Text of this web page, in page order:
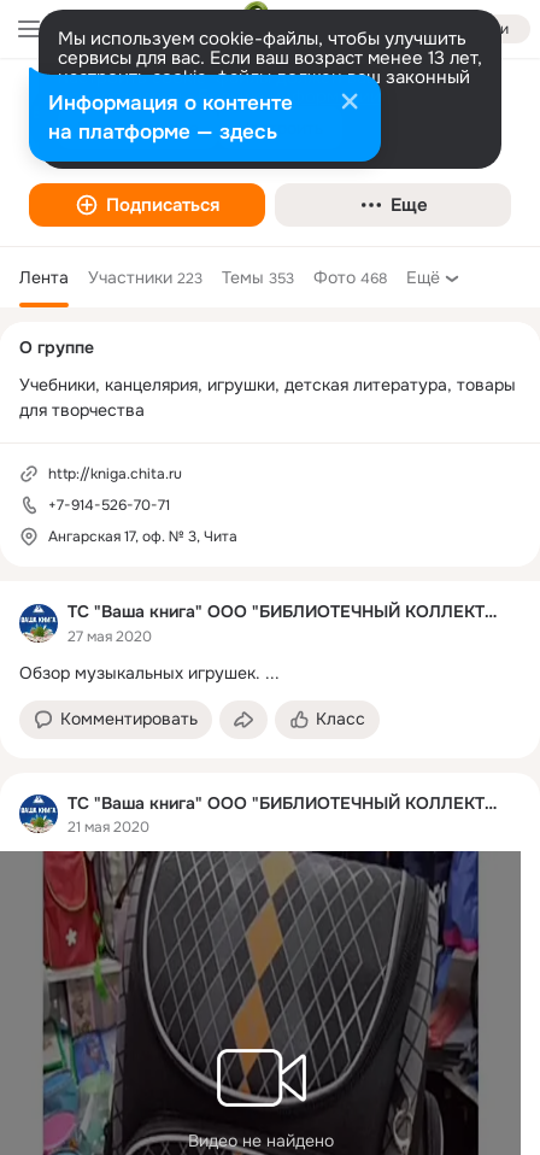
Войти
Мы используем cookie-файлы, чтобы улучшить
сервисы для вас. Если ваш возраст менее 13 лет,
настроить cookie-файлы должен ваш законный
представитель. Больше информации
Разрешить все Настроить
ТС "Ваша книга" ООО "БИБЛИОТЕЧНЫЙ
КОЛЛЕКТОР"
Товары и магазины
Подписаться Еще
Лента Участники 223 Темы 353 Фото 468 Ещё
ТС "Ваша книга" ООО "БИБЛИОТЕЧНЫЙ КОЛЛЕКТОР"
27 мая 2020
Обзор музыкальных игрушек. ...
Комментировать Класс
ТС "Ваша книга" ООО "БИБЛИОТЕЧНЫЙ КОЛЛЕКТОР"
21 мая 2020
Видео не найдено
колонка
О группе
Учебники, канцелярия, игрушки, детская литература, товары
для творчества
http://kniga.chita.ru
+7-914-526-70-71
Ангарская 17, оф. № 3, Чита
Информация о контенте
на платформе — здесь